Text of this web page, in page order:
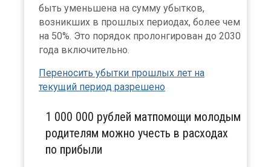
быть уменьшена на сумму убытков,
возникших в прошлых периодах, более чем
на 50%. Это порядок пролонгирован до 2030
года включительно.
Переносить убытки прошлых лет на
текущий период разрешено
1 000 000 рублей матпомощи молодым
родителям можно учесть в расходах
по прибыли